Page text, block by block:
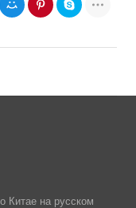
Китае на русском